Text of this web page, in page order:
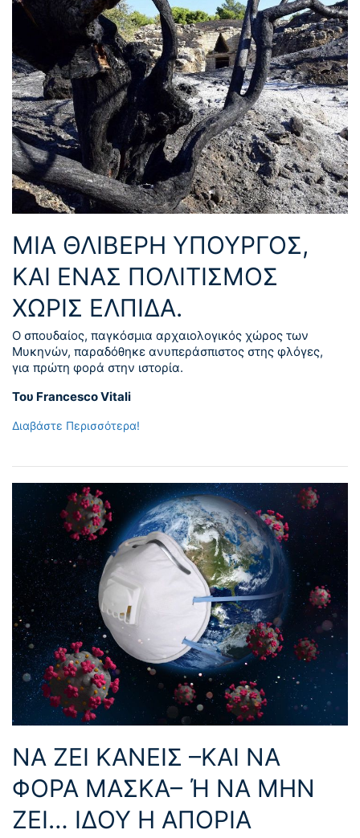
ΜΙΑ ΘΛΙΒΕΡΗ ΥΠΟΥΡΓΟΣ,
ΚΑΙ ΕΝΑΣ ΠΟΛΙΤΙΣΜΟΣ
ΧΩΡΙΣ ΕΛΠΙΔΑ.
Ο σπουδαίος, παγκόσμια αρχαιολογικός χώρος των
Μυκηνών, παραδόθηκε ανυπεράσπιστος στης φλόγες,
για πρώτη φορά στην ιστορία.
Του Francesco Vitali
Διαβάστε Περισσότερα!
ΝΑ ΖΕΙ ΚΑΝΕΙΣ –ΚΑΙ ΝΑ
ΦΟΡΑ ΜΑΣΚΑ– Ή ΝΑ ΜΗΝ
ΖΕΙ… ΙΔΟΥ Η ΑΠΟΡΙΑ